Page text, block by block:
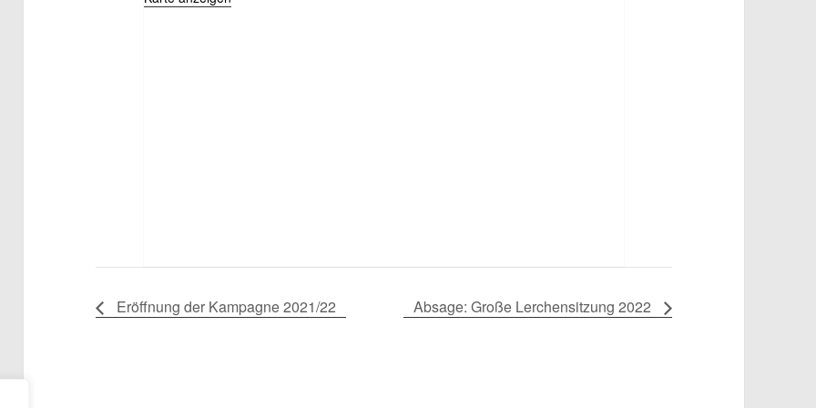
Eröffnung der Kampagne 2021/22 Absage: Große Lerchensitzung 2022